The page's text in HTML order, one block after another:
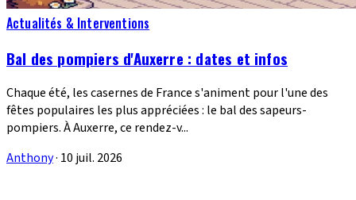
Actualités & Interventions
Bal des pompiers d'Auxerre : dates et infos
Chaque été, les casernes de France s'animent pour l'une des
fêtes populaires les plus appréciées : le bal des sapeurs-
pompiers. À Auxerre, ce rendez-v...
Anthony· 10 juil. 2026